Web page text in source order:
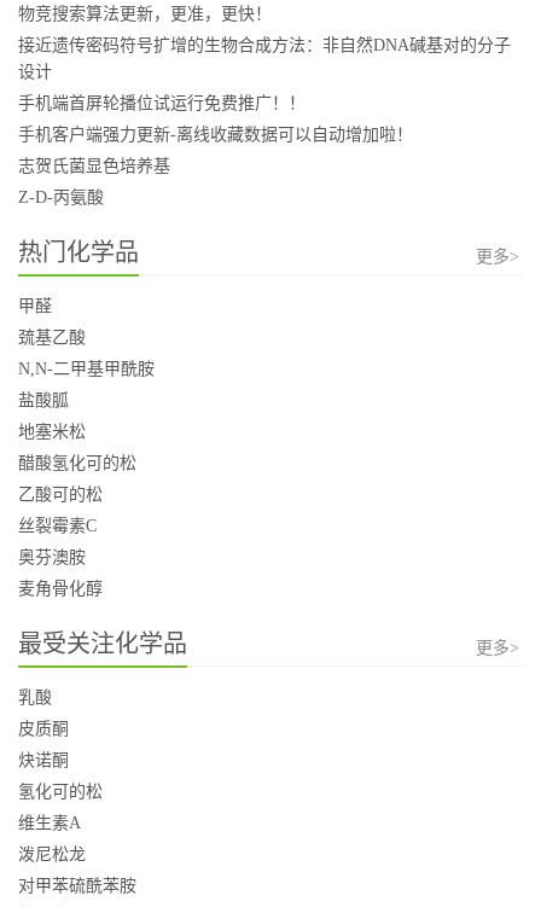
物竞搜索算法更新，更准，更快！
接近遗传密码符号扩增的生物合成方法：非自然DNA碱基对的分子
设计
手机端首屏轮播位试运行免费推广！！
手机客户端强力更新-离线收藏数据可以自动增加啦！
志贺氏菌显色培养基
Z-D-丙氨酸
热门化学品 更多>
甲醛
巯基乙酸
N,N-二甲基甲酰胺
盐酸胍
地塞米松
醋酸氢化可的松
乙酸可的松
丝裂霉素C
奥芬澳胺
麦角骨化醇
最受关注化学品 更多>
乳酸
皮质酮
炔诺酮
氢化可的松
维生素A
泼尼松龙
对甲苯硫酰苯胺